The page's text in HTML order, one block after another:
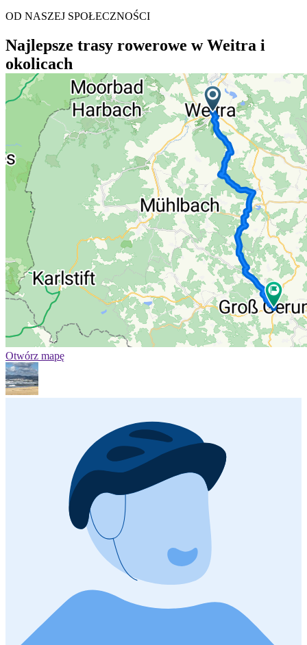
OD NASZEJ SPOŁECZNOŚCI
Najlepsze trasy rowerowe w Weitra i
okolicach
Otwórz mapę